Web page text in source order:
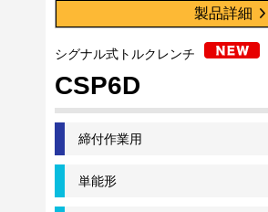
製品詳細
シグナル式トルクレンチ
CSP6D
締付作業用
単能形